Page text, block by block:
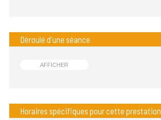
Déroulé d'une séance
AFFICHER
Horaires spécifiques pour cette prestation